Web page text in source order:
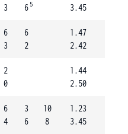
3
6 5
3.45
6
3
6
2
1.47
2.42
2
0
1.44
2.50
6
4
3
6
10
8
1.23
3.45